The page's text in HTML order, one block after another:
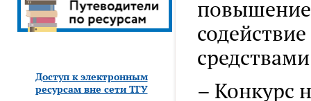
Доступ к электронным
ресурсам вне сети ТГУ
– Конкурс